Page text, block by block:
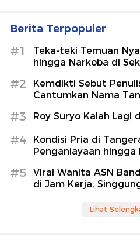
Berita Terpopuler
#1
Teka-teki Temuan
hingga Narkoba di
#2
Kemdikti Sebut
Cantumkan Nama
#3 Roy Suryo Kalah Lagi
#4
Kondisi Pria di
Penganiayaan hingga
#5
Viral Wanita ASN
di Jam Kerja,
Lihat